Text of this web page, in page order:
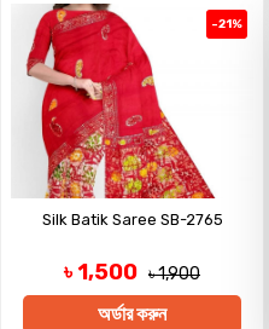
-21%
Silk Batik Saree SB-2765
৳ 1,500 ৳ 1,900
অর্ডার করুন